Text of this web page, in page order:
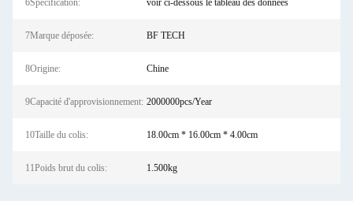
6Spécification: voir ci-dessous le tableau des données
7Marque déposée: BF TECH
8Origine: Chine
9Capacité d'approvisionnement: 2000000pcs/Year
10Taille du colis: 18.00cm * 16.00cm * 4.00cm
11Poids brut du colis: 1.500kg